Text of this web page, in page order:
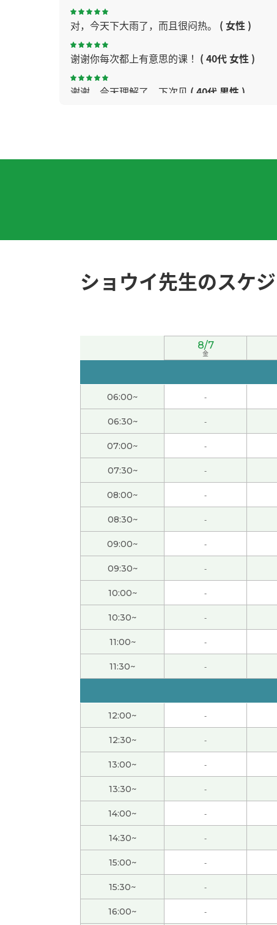
对，今天下大雨了，而且很闷热。 ( 女性 )
谢谢你每次都上有意思的课！ ( 40代 女性 )
谢谢，今天理解了。下次见 ( 40代 男性 )
谢谢老师！我会努力学习的。( 30代 女性 )
因为暑假的时候学生很多，所以我的工作很忙
您参加志愿者活动真了不起，我很敬佩您！(
好久不见、今天聊得很开心、谢谢老师。期待
还好,没有以前那么忙了。( 女性 )
端午节休息，但是还没有什么安排。如果没有
下次见!( 女性 )
是啊。年纪越来越大，我觉得时间过得越来越快
今天谢谢你：）
外面非常热，但是我的办公室有点儿冷，因为
愉快的交谈。 谢谢！
我做的菜很简单，用不了三十分钟。哈哈
谢谢！！( 女性 )
いつも楽しく話していただきありがとうござい
我打算一直在家,因为我不喜欢去人太多的地方
还是你要参加义务活动吗? ( 女性 )
我也这么想。以前我节假日去旅游，太累了。
因为黄金周我们学校有课，所以假期很短。我
你参加什么样的义务活动? ( 女性 )
我喜欢吃意大利菜，所以今天晚饭吃了萨莉亚的
ショウイ先生のスケ
8/7
金
06:00~ -
06:30~ -
07:00~ -
07:30~ -
08:00~ -
08:30~ -
09:00~ -
09:30~ -
10:00~ -
10:30~ -
11:00~ -
11:30~ -
12:00~ -
12:30~ -
13:00~ -
13:30~ -
14:00~ -
14:30~ -
15:00~ -
15:30~ -
16:00~ -